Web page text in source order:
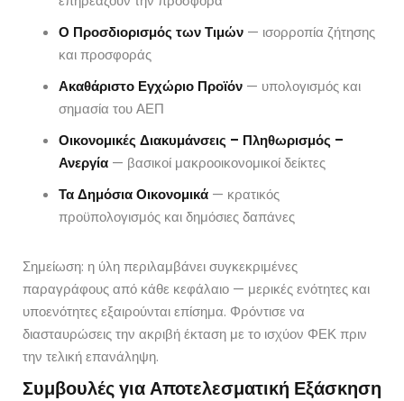
Ο Προσδιορισμός των Τιμών — ισορροπία ζήτησης
και προσφοράς
Ακαθάριστο Εγχώριο Προϊόν — υπολογισμός και
σημασία του ΑΕΠ
Οικονομικές Διακυμάνσεις – Πληθωρισμός –
Ανεργία — βασικοί μακροοικονομικοί δείκτες
Τα Δημόσια Οικονομικά — κρατικός
προϋπολογισμός και δημόσιες δαπάνες
Σημείωση: η ύλη περιλαμβάνει συγκεκριμένες
παραγράφους από κάθε κεφάλαιο — μερικές ενότητες και
υποενότητες εξαιρούνται επίσημα. Φρόντισε να
διασταυρώσεις την ακριβή έκταση με το ισχύον ΦΕΚ πριν
την τελική επανάληψη.
Συμβουλές για Αποτελεσματική Εξάσκηση